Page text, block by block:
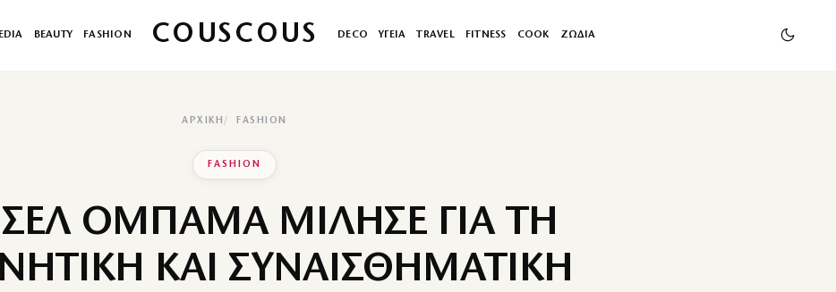
BEAUTY FASHION COUSCOUS DECO ΥΓΕΙΑ TRAVEL FITNESS COOK ΖΩΔΙΑ
ΑΡΧΙΚΉ FASHION
FASHION
ΟΜΠΑΜΑ ΜΙΛΗΣΕ ΓΙΑ ΤΗ
ΚΑΙ ΣΥΝΑΙΣΘΗΜΑΤΙΚΗ